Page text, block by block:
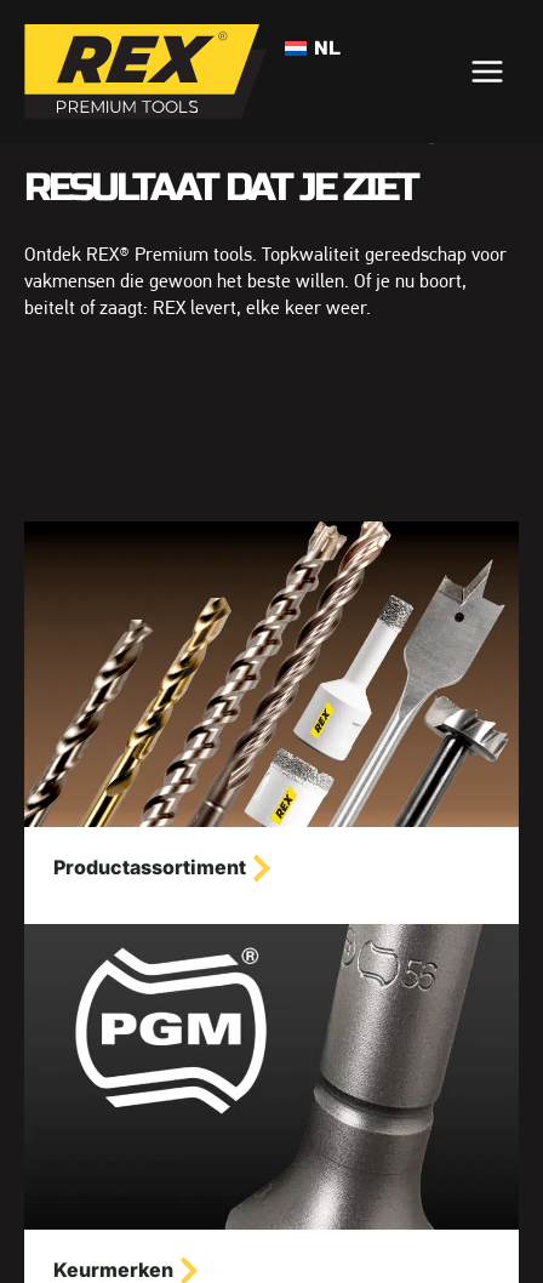
NL
KWALITEIT DIE JE VOELT,
RESULTAAT DAT JE ZIET
Ontdek REX® Premium tools. Topkwaliteit gereedschap voor
vakmensen die gewoon het beste willen. Of je nu boort,
beitelt of zaagt: REX levert, elke keer weer.
Productassortiment
Keurmerken